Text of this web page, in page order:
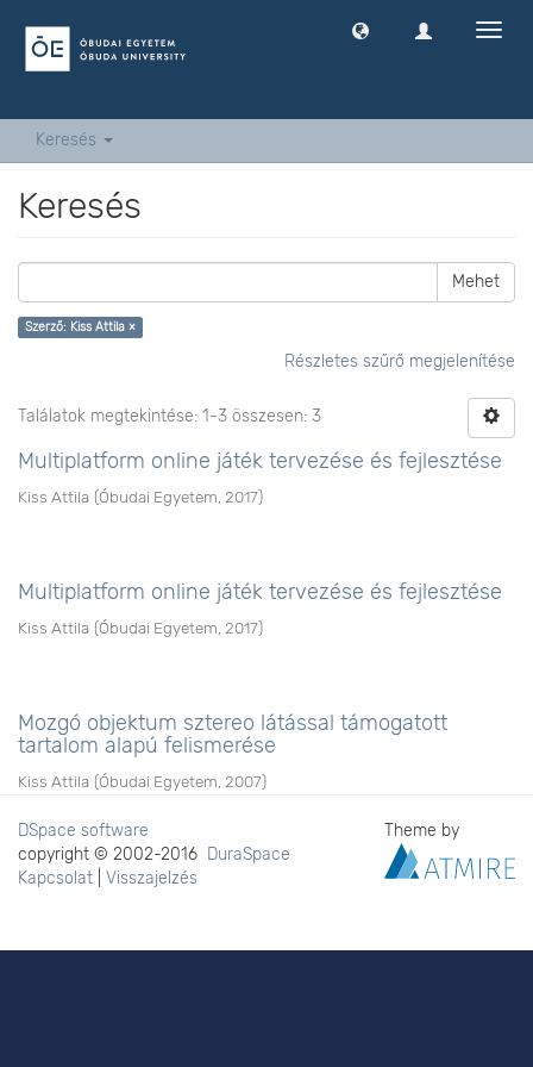
Keresés
Keresés
Mehet
Szerző: Kiss Attila ×
Részletes szűrő megjelenítése
Találatok megtekintése: 1-3 összesen: 3
Multiplatform online játék tervezése és fejlesztése
Kiss Attila (Óbudai Egyetem 2017)
Multiplatform online játék tervezése és fejlesztése
Kiss Attila (Óbudai Egyetem 2017)
Mozgó objektum sztereo látással támogatott
tartalom alapú felismerése
Kiss Attila (Óbudai Egyetem 2007)
DSpace software
copyright © 2002-2016 DuraSpace
Kapcsolat
Visszajelzés
Theme by